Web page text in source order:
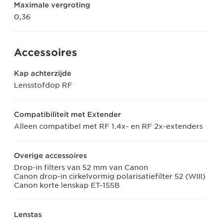
Maximale vergroting
0,36
Accessoires
Kap achterzijde
Lensstofdop RF
Compatibiliteit met Extender
Alleen compatibel met RF 1.4x- en RF 2x-extenders
Overige accessoires
Drop-in filters van 52 mm van Canon
Canon drop-in cirkelvormig polarisatiefilter 52 (WIII)
Canon korte lenskap ET-155B
Lenstas